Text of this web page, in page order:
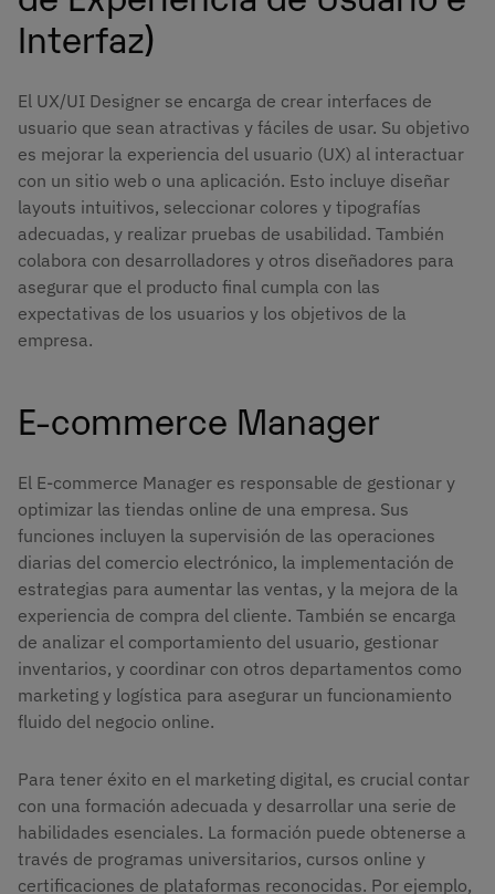
Interfaz)
El UX/UI Designer se encarga de crear interfaces de
usuario que sean atractivas y fáciles de usar. Su objetivo
es mejorar la experiencia del usuario (UX) al interactuar
con un sitio web o una aplicación. Esto incluye diseñar
layouts intuitivos, seleccionar colores y tipografías
adecuadas, y realizar pruebas de usabilidad. También
colabora con desarrolladores y otros diseñadores para
asegurar que el producto final cumpla con las
expectativas de los usuarios y los objetivos de la
empresa.
E-commerce Manager
El E-commerce Manager es responsable de gestionar y
optimizar las tiendas online de una empresa. Sus
funciones incluyen la supervisión de las operaciones
diarias del comercio electrónico, la implementación de
estrategias para aumentar las ventas, y la mejora de la
experiencia de compra del cliente. También se encarga
de analizar el comportamiento del usuario, gestionar
inventarios, y coordinar con otros departamentos como
marketing y logística para asegurar un funcionamiento
fluido del negocio online.
Para tener éxito en el marketing digital, es crucial contar
con una formación adecuada y desarrollar una serie de
habilidades esenciales. La formación puede obtenerse a
través de programas universitarios, cursos online y
certificaciones de plataformas reconocidas. Por ejemplo,